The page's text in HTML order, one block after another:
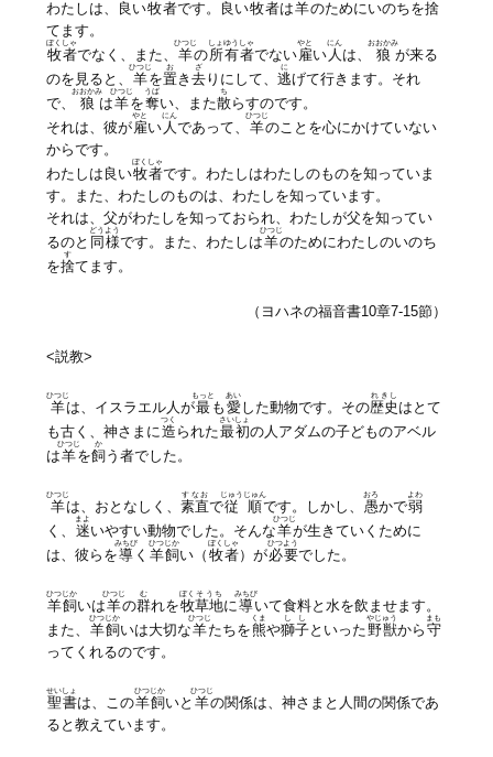
わたしは、良い牧者です。良い牧者は羊のためにいのちを捨
てます。
牧者
ぼくしゃ
でなく、また、 羊
ひつじ
の所有者
しょゆうしゃ
でない 雇
やと
い 人
にん
は、 狼
おおかみ
が来る
のを見ると、 羊
ひつじ
を置
お
き去
ざ
りにして、逃
に
げて行きます。それ
で、
狼
おおかみ
は羊
ひつじ
を奪
うば
い、また散
ち
らすのです。
それは、彼が 雇
やと
い 人
にん
であって、 羊
ひつじ
のことを心にかけていない
からです。
わたしは良い牧者
ぼくしゃ
です。わたしはわたしのものを知っていま
す。また、わたしのものは、わたしを知っています。
それは、父がわたしを知っておられ、わたしが父を知ってい
るのと 同様
どうよう
です。また、わたしは羊
ひつじ
のためにわたしのいのち
を捨
す
てます。
（ヨハネの福音書10章7-15節）
<説教>
羊
ひつじ
は、イスラエル人が最
もっと
も 愛
あい
した動物です。その歴史
れきし
はとて
も古く、神さまに 造
つく
られた最初
さいしょ
の人アダムの子どものアベル
は羊
ひつじ
を飼
か
う者でした。
羊
ひつじ
は、おとなしく、素直
すなお
で従順
じゅうじゅん
です。しかし、 愚
おろ
かで弱
よわ
く、 迷
まよ
いやすい動物でした。そんな羊
ひつじ
が生きていくために
は、彼らを導
みちび
く 羊飼
ひつじか
い（ 牧者
ぼくしゃ
）が必要
ひつよう
でした。
羊飼
ひつじか
いは羊
ひつじ
の群
む
れを牧
ぼく
草地
そうち
に 導
みちび
いて食料と水を飲ませます。
また、 羊飼
ひつじか
いは大切な羊
ひつじ
たちを熊
くま
や獅子
しし
といった 野獣
やじゅう
から 守
まも
ってくれるのです。
聖書
せいしょ
は、この羊飼
ひつじか
いと 羊
ひつじ
の関係は、神さまと人間の関係であ
ると教えています。